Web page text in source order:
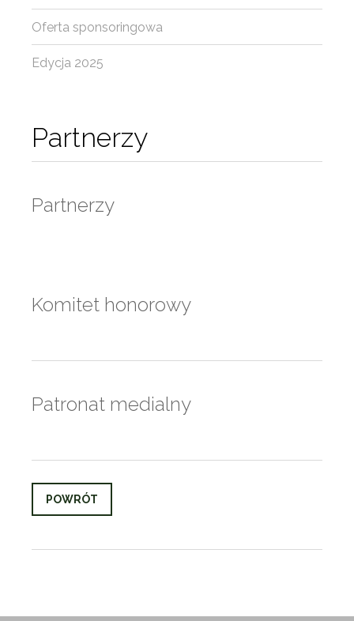
Partnerzy
Partnerzy
Komitet honorowy
Patronat medialny
POWRÓT
Oferta sponsoringowa
Edycja 2025